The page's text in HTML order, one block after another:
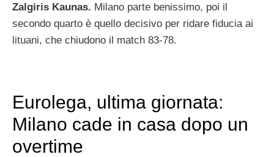
Zalgiris Kaunas. Milano parte benissimo, poi il
secondo quarto è quello decisivo per ridare fiducia ai
lituani, che chiudono il match 83-78.
Eurolega, ultima giornata:
Milano cade in casa dopo un
overtime